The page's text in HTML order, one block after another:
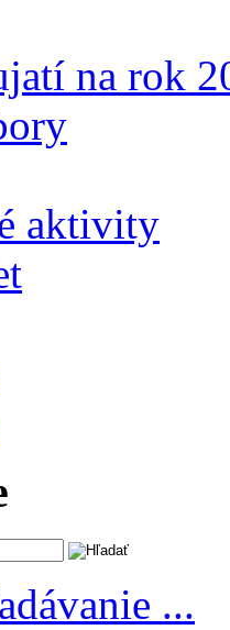
na rok
aktivity
...